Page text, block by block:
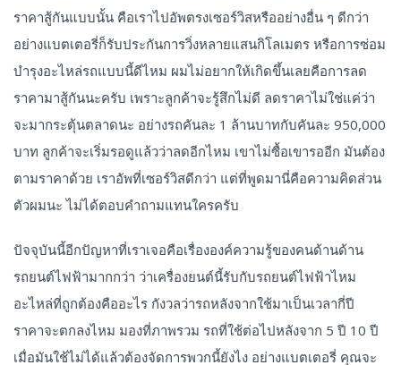
ราคาสู้กันแบบนั้น คือเราไปอัพตรงเซอร์วิสหรืออย่างอื่น ๆ ดีกว่า
อย่างแบตเตอรี่ก็รับประกันการวิ่งหลายแสนกิโลเมตร หรือการซ่อม
บำรุงอะไหล่รถแบบนี้ดีไหม ผมไม่อยากให้เกิดขึ้นเลยคือการลด
ราคามาสู้กันนะครับ เพราะลูกค้าจะรู้สึกไม่ดี ลดราคาไม่ใช่แค่ว่า
จะมากระตุ้นตลาดนะ อย่างรถคันละ 1 ล้านบาทกับคันละ 950,000
บาท ลูกค้าจะเริ่มรอดูแล้วว่าลดอีกไหม เขาไม่ซื้อเขารออีก มันต้อง
ตามราคาด้วย เราอัพที่เซอร์วิสดีกว่า แต่ที่พูดมานี่คือความคิดส่วน
ตัวผมนะ ไม่ได้ตอบคำถามแทนใครครับ
ปัจจุบันนี้อีกปัญหาที่เราเจอคือเรื่ององค์ความรู้ของคนด้านด้าน
รถยนต์ไฟฟ้ามากกว่า ว่าเครื่องยนต์นี้รับกับรถยนต์ไฟฟ้าไหม
อะไหล่ที่ถูกต้องคืออะไร กังวลว่ารถหลังจากใช้มาเป็นเวลากี่ปี
ราคาจะตกลงไหม มองที่ภาพรวม รถที่ใช้ต่อไปหลังจาก 5 ปี 10 ปี
เมื่อมันใช้ไม่ได้แล้วต้องจัดการพวกนี้ยังไง อย่างแบตเตอรี่ คุณจะ